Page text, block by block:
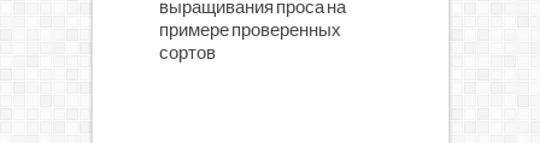
выращивания проса на
примере проверенных
сортов